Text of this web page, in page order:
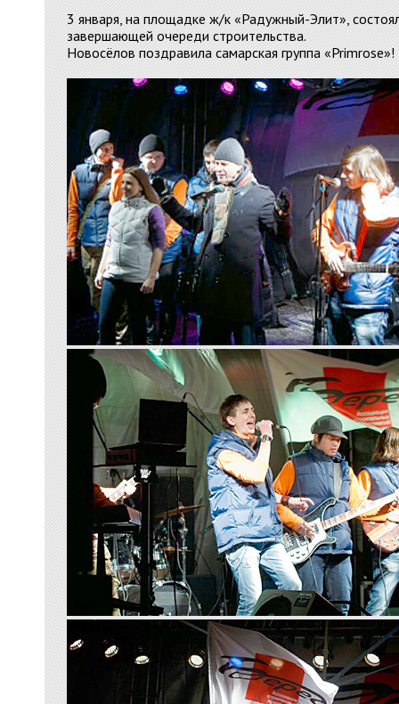
3 января, на площадке ж/к «Радужный-Элит»,
завершающей очереди строительства.
Новосёлов поздравила самарская группа «Primrose»!